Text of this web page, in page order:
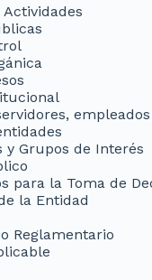
Actividades
y Grupos de Interés
para la Toma de
la Entidad
Reglamentario